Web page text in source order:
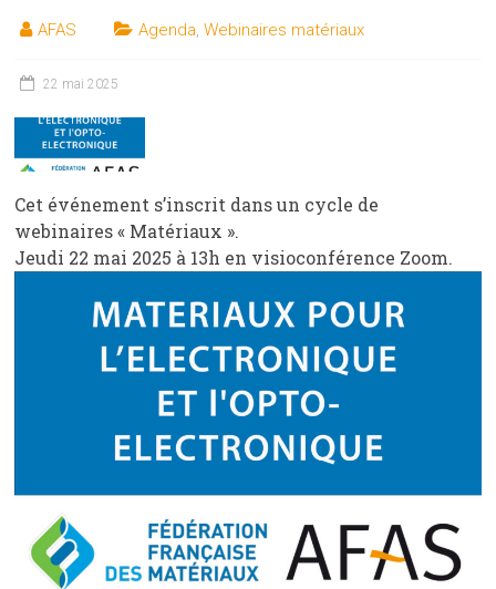
AFAS Agenda,Webinaires matériaux
22 mai 2025
Cet événement s’inscrit dans un cycle de
webinaires « Matériaux ».
Jeudi 22 mai 2025 à 13h en visioconférence Zoom.